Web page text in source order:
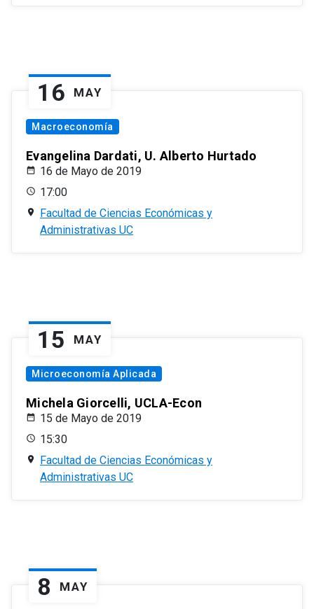
16 MAY
Macroeconomía
Evangelina Dardati, U. Alberto Hurtado
16 de Mayo de 2019
17:00
Facultad de Ciencias Económicas y
Administrativas UC
15 MAY
Microeconomía Aplicada
Michela Giorcelli, UCLA-Econ
15 de Mayo de 2019
15:30
Facultad de Ciencias Económicas y
Administrativas UC
8 MAY